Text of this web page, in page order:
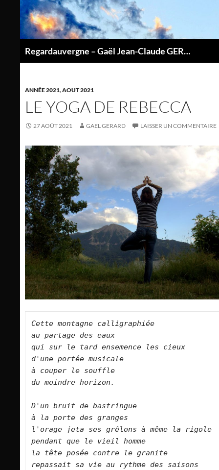
contenu
Regardauvergne – Gaël Jean-Claude GERARD
ANNÉE 2021,AOUT 2021
LE YOGA DE REBECCA
27 AOÛT 2021 GAEL GERARD LAISSER UN COMMENTAIRE
Cette montagne calligraphiée
au partage des eaux
qui sur le tard ensemence les cieux
d'une portée musicale
à couper le souffle
du moindre horizon.
D'un bruit de bastringue
à la porte des granges
l'orage jeta ses grêlons à même la
pendant que le vieil homme
la tête posée contre le granite
repassait sa vie au rythme des saisons